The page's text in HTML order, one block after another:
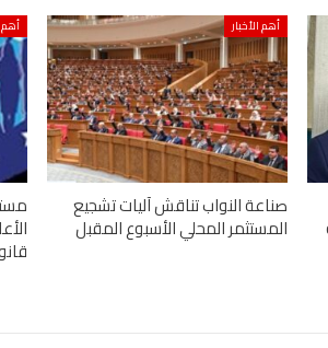
أهم الأخبار
صناعة النواب تناقش آليات تشجيع
المستثمر المحلي الأسبوع المقبل
أهم